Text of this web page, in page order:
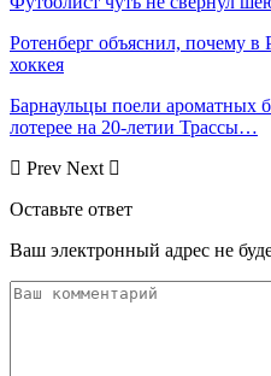
Ротенберг объяснил, почему
хоккея
Барнаульцы поели ароматных
лотерее на 20-летии Трассы…
Prev Next
Оставьте ответ
Ваш электронный адрес не